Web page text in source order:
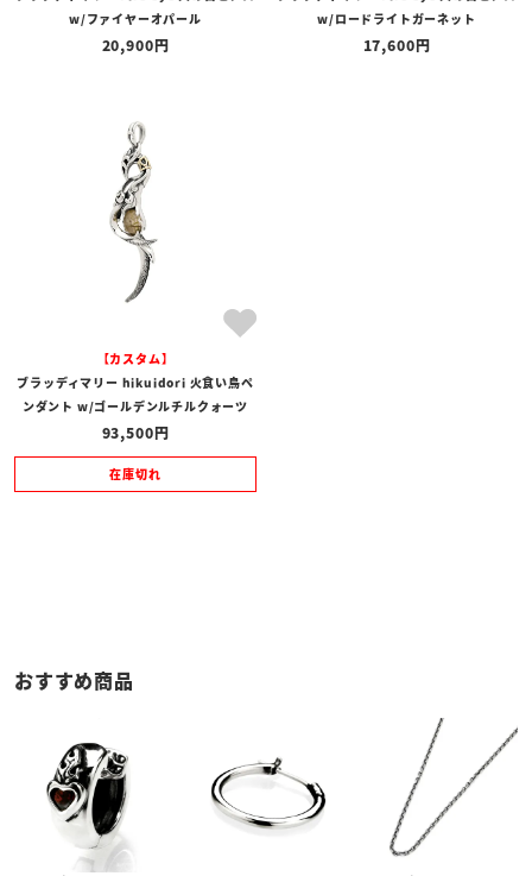
w/ファイヤーオパール
20,900
w/ロードライトガーネット
17,600
【カスタム】
ブラッディマリー hikuidori 火食い鳥ペ
ンダント w/ゴールデンルチルクォーツ
93,500
在庫切れ
おすすめ商品